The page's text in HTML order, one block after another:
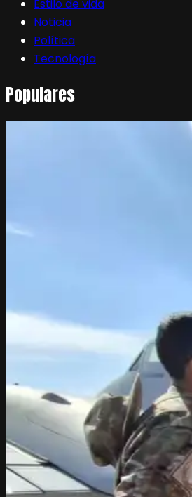
Estilo de vida
Noticia
Política
Tecnología
Populares